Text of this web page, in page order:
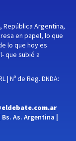
República Argentina,
en papel, lo que
lo que hoy es
que subió a
| Nº de Reg. DNDA:
As. Argentina |